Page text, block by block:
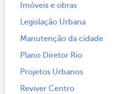
Imóveis e obras
Legislação Urbana
Manutenção da cidade
Plano Diretor Rio
Projetos Urbanos
Reviver Centro